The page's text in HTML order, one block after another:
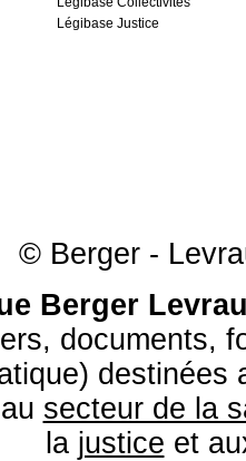
Légibase Justice
© Berger -
Berger
documents,
destinées
secteur de la
la justice et